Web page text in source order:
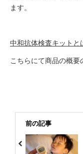
ます。
中和抗体検査キットと
こちらにて商品の概要
前の記事